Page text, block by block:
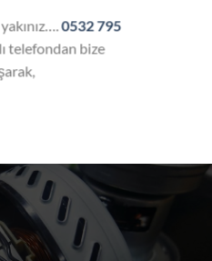
0532 795
telefondan bize